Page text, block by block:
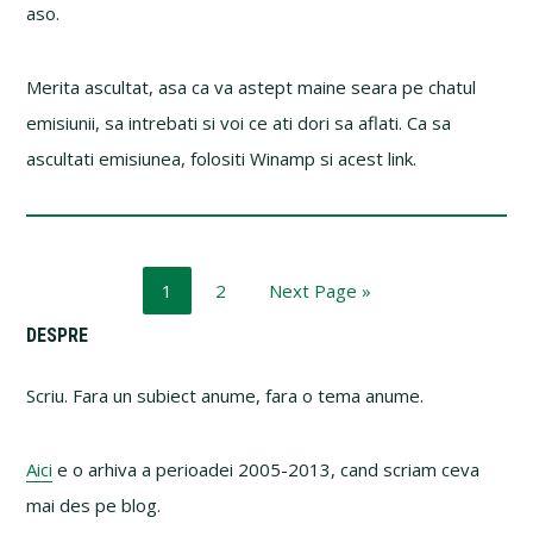
aso.
Merita ascultat, asa ca va astept maine seara pe chatul
emisiunii, sa intrebati si voi ce ati dori sa aflati. Ca sa
ascultati emisiunea, folositi Winamp si acest link.
Page
1 Page
2
Go
Next Page »
Primary
Sidebar
DESPRE
Scriu. Fara un subiect anume, fara o tema anume.
Aici e o arhiva a perioadei 2005-2013, cand scriam ceva
mai des pe blog.